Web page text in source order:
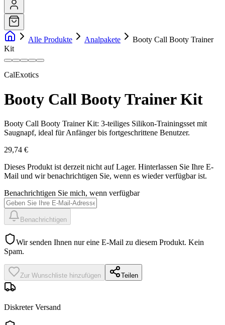
Alle Produkte Analpakete
Booty Call Booty Trainer
Kit
CalExotics
Booty Call Booty Trainer Kit
Booty Call Booty Trainer Kit: 3-teiliges Silikon-Trainingsset mit
Saugnapf, ideal für Anfänger bis fortgeschrittene Benutzer.
29,74 €
Dieses Produkt ist derzeit nicht auf Lager. Hinterlassen Sie Ihre E-
Mail und wir benachrichtigen Sie, wenn es wieder verfügbar ist.
Benachrichtigen Sie mich, wenn verfügbar
Benachrichtigen
Wir senden Ihnen nur eine E-Mail zu diesem Produkt. Kein
Spam.
Zur Wunschliste hinzufügen Teilen
Diskreter Versand